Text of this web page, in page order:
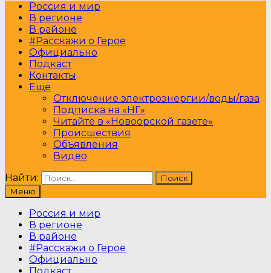
Россия и мир
В регионе
В районе
#Расскажи о Герое
Официально
Подкаст
Контакты
Еще
Отключение электроэнергии/воды/газа
Подписка на «НГ»
Читайте в «Новоорской газете»
Происшествия
Объявления
Видео
Найти:
Меню
Россия и мир
В регионе
В районе
#Расскажи о Герое
Официально